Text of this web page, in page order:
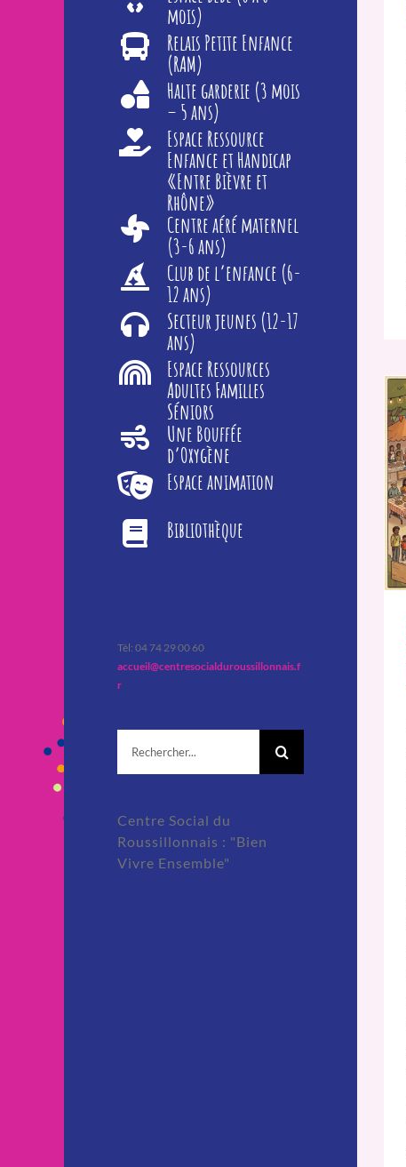
mois)
Relais Petite Enfance
(RAM)
Halte garderie (3 mois
– 5 ans)
Espace Ressource
Enfance et Handicap
«Entre Bièvre et
Rhône»
Centre aéré maternel
(3-6 ans)
Club de l’enfance (6-
12 ans)
Secteur jeunes (12-17
ans)
Espace Ressources
Adultes Familles
Séniors
Une Bouffée
d’Oxygène
Espace animation
Bibliothèque
Tèl: 04 74 29 00 60
accueil@centresocialduroussillonnais.f
r
Centre Social du
Roussillonnais : "Bien
Vivre Ensemble"